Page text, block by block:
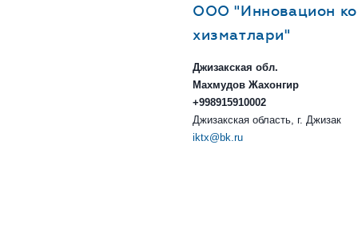
ООО "Инновацион
хизматлари"
Джизакская обл.
Махмудов Жахонгир
+998915910002
Джизакская область, г. Джизак
iktx@bk.ru